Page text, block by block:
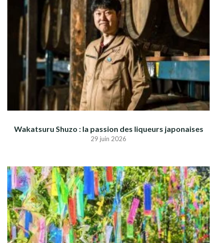
Wakatsuru Shuzo : la passion des liqueurs japonaises
29 juin 2026